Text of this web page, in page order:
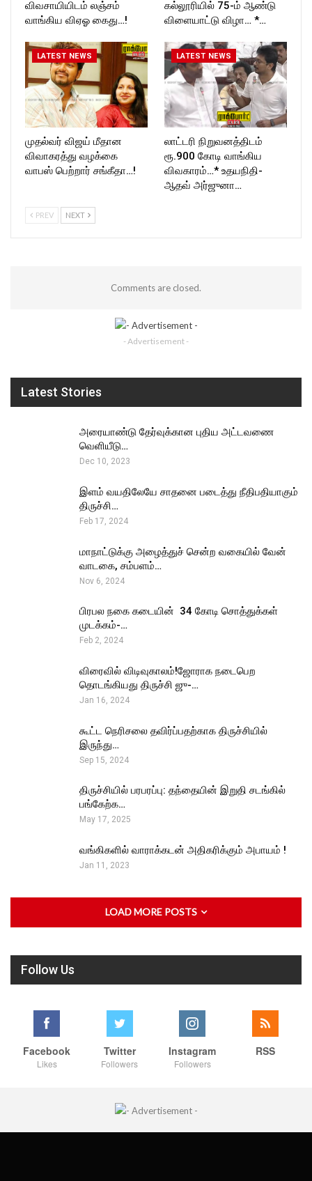
விவசாயியிடம் லஞ்சம்
வாங்கிய விஏஓ கைது…!
கல்லூரியில் 75-ம் ஆண்டு
விளையாட்டு விழா… *…
LATEST NEWS
முதல்வர் விஜய் மீதான
விவாகரத்து வழக்கை
வாபஸ் பெற்றார் சங்கீதா…!
LATEST NEWS
லாட்டரி நிறுவனத்திடம்
ரூ.900 கோடி வாங்கிய
விவகாரம்…* உதயநிதி-
ஆதவ் அர்ஜுனா…
PREV NEXT
Comments are closed.
- Advertisement -
Latest Stories
அரையாண்டு தேர்வுக்கான புதிய அட்டவணை
வெளியீடு…
Dec 10, 2023
இளம் வயதிலேயே சாதனை படைத்து நீதிபதியாகும்
திருச்சி…
Feb 17, 2024
மாநாட்டுக்கு அழைத்துச் சென்ற வகையில் வேன்
வாடகை, சம்பளம்…
Nov 6, 2024
பிரபல நகை கடையின் ₹ 34 கோடி சொத்துக்கள்
முடக்கம்-…
Feb 2, 2024
விரைவில் விடிவுகாலம்!ஜோராக நடைபெற
தொடங்கியது திருச்சி ஜு-…
Jan 16, 2024
கூட்ட நெரிசலை தவிர்ப்பதற்காக திருச்சியில்
இருந்து…
Sep 15, 2024
திருச்சியில் பரபரப்பு: தந்தையின் இறுதி சடங்கில்
பங்கேற்க…
May 17, 2025
வங்கிகளில் வாராக்கடன் அதிகரிக்கும் அபாயம் !
Jan 11, 2023
LOAD MORE POSTS
Follow Us
Facebook
Likes
Twitter
Followers
Instagram
Followers
RSS